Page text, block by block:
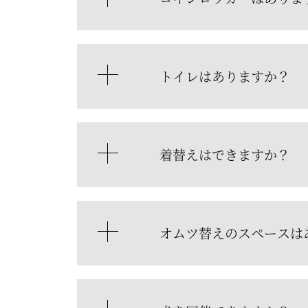
トイレはありますか？
着替えはできますか？
オムツ替えのスペースは